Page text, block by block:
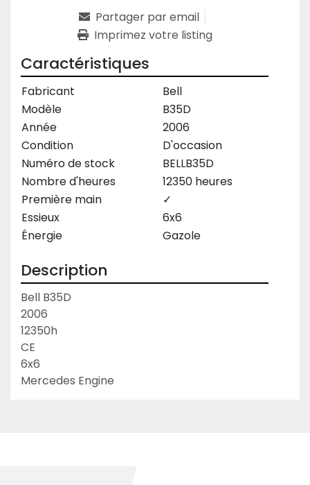
Partager par email
Imprimez votre listing
Caractéristiques
Fabricant
Bell
Modèle
B35D
Année
2006
Condition
D'occasion
Numéro de stock
BELLB35D
Nombre d'heures
12350 heures
Première main
✓
Essieux
6x6
Énergie
Gazole
Description
Bell B35D
2006
12350h
CE
6x6
Mercedes Engine